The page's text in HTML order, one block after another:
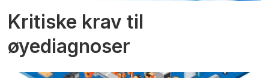
Kritiske krav til
øyediagnoser